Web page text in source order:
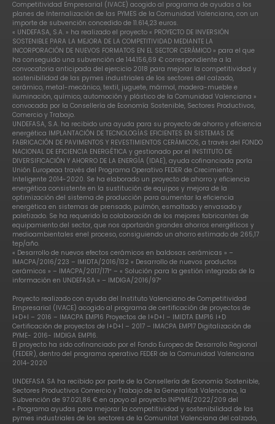
Competitividad Empresarial (IVACE) acogido al programa de ayudas a los
planes de Internalización de las PYMES de la Comunidad Valenciana, con un
importe de subvención concedido de 11.614,23 euros.
« UNDEFASA, S.A. » ha realizado el proyecto « PROYECTO DE INVERSIÓN
SOSTENIBLE PARA LA MEJORA DE LA COMPETITIVIDAD MEDIANTE LA
INCORPORACIÓN DE NUEVOS FORMATOS EN EL SECTOR CERÁMICO » para el que
ha conseguido una subvención de 144.156,69 € correspondiente a la
convocatoria anticipada del ejercicio 2018 para mejorar la competitividad y
sostenibilidad de las pymes industriales de los sectores del calzado,
cerámico, metal-mecánico, textil, juguete, mármol, madera-mueble e
iluminación, químico, automoción y plástico de la Comunidad Valenciana »
convocada por la Consellería de Economía Sostenible, Sectores Productivos,
Comercio y Trabajo.
UNDEFASA, S.A. ha recibido una ayuda para su proyecto de ahorro y eficiencia
energética IMPLANTACIÓN DE TECNOLOGÍAS EFICIENTES EN SISTEMAS DE
FABRICACIÓN DE PAVIMENTOS Y REVESTIMIENTOS CERÁMICOS, a través del FONDO
NACIONAL DE EFICIENCIA ENERGÉTICA y gestionado por el INSTITUTO DE
DIVERSIFICACIÓN Y AHORRO DE LA ENERGÍA (IDAE), ayuda cofinanciada porla
Unión Europeaa través del Programa Operativo FEDER de Crecimiento
Inteligente 2014-2020. Se ha elaborado un proyecto de ahorro y eficiencia
energética consistente en la sustitución de equipos y mejora de la
optimización del sistema de producción para aumentar la eficiencia
energética en sistemas de prensado, pulmón, esmaltado y envasado y
paletizado. Se ha requerido la colaboración de los mejores fabricantes de
equipamiento del sector, que nos aportarán grandes ahorros energéticos y
medioambientales enel proceso, consiguiendo un ahorro estimado de 265,17
tep/año.
« Desarrollo de nuevos efectos cerámicos en baldosas cerámicas » –
IMACPA/2016/223 – IMIDTA/2016/132 « Desarrollo de nuevos productos
cerámicos » – IMACPA/2017/171″ – « Solución para la gestión integrada de la
información en UNDEFASA » – IMDIGA/2016/97″
Proyecto realizado con ayuda del Instituto Valenciano de Competitividad
Empresarial (IVACE) acogido al programa de certificación de proyectos de
I+D+I – 2016 – IMACPA EMP16 Proyectos de I+D+I – IMIDTA EMP16 I+D
Certificación de proyectos de I+D+I – 2017 – IMACPA EMP17 Digitalización de
PYME- 2016- IMDIGA EMP16.
El proyecto ha sido cofinanciado por el Fondo Europeo de Desarrollo Regional
(FEDER), dentro del programa operativo FEDER de la Comunidad Valenciana
2014-2020
UNDEFASA SA ha recibido por parte de la Consellería de Economía Sostenible,
Sectores Productivos Comercio y Trabajo de la Generalitat Valenciana, la
Subvención de 97.021,86 € en apoyo al proyecto INPYME/2022/209 del
« Programa ayudas para mejorar la competitividad y sostenibilidad de las
pymes industriales de los sectores de la Comunitat Valenciana del calzado,